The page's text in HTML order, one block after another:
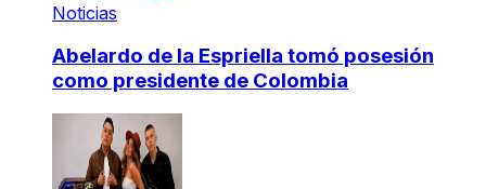
Noticias
Abelardo de la Espriella tomó posesión
como presidente de Colombia